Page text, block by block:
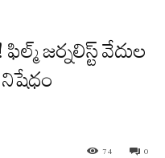
జర్నలిస్ట్ వేదుల
0
74